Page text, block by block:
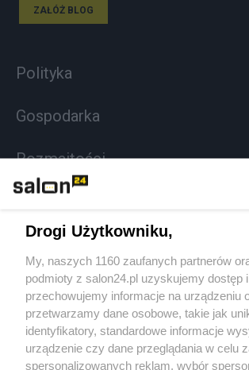
ZAŁÓŻ BLOG
Polityka
Gospodarka
Rozmaitości
Sport
Społeczeństwo
Kultura
Drogi Użytkowniku,
My, naszych 1160 zaufanych partnerów
podmioty z salon24.pl uzyskujemy dostęp i
przechowujemy informacje na urządzeniu
przetwarzamy dane osobowe, takie jak
identyfikatory, standardowe informacje
urządzenie czy dane przeglądania w celu
spersonalizowanych reklam, wybór